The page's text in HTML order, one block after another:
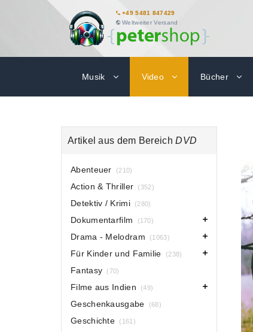
+49 5481 847429
Weltweiter Versand
Musik Video Bücher
Artikel aus dem BereichDVD
Abenteuer (210)
Action & Thriller (352)
Detektiv / Krimi (280)
Dokumentarfilm (170)
Drama - Melodram (1063)
Für Kinder und Familie (238)
Fantasy (70)
Filme aus Indien (49)
Geschenkausgabe (68)
Geschichte (161)